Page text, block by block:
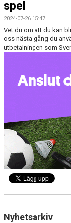
VISION &
REGISTERUTDRAG
FÖRENINGSKLÄDER
TÄVLING
KÖANMÖLAN
FRITIDSKORTET
spel
2024-07-26 15:47
Vet du om att du kan
oss nästa gång du
utbetalningen som
Nyhetsarkiv